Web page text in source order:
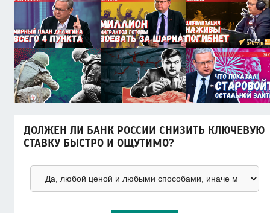
ДОЛЖЕН ЛИ БАНК РОССИИ СНИЗИТЬ КЛЮЧЕВУЮ
СТАВКУ БЫСТРО И ОЩУТИМО?